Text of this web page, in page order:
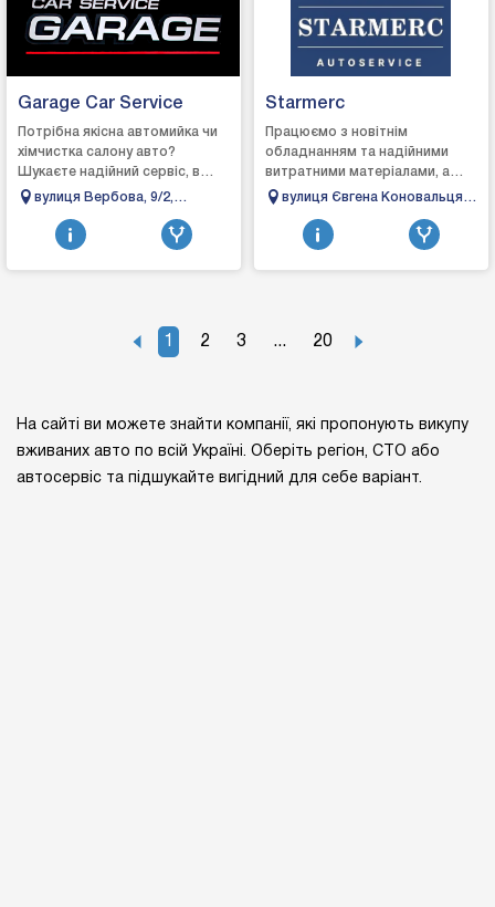
Garage Car Service
Потрібна якісна автомийка чи
хімчистка салону авто?
Шукаєте надійний сервіс, в
якому точно продіагностують
відремонтують? «Gara...
вулиця Вербова, 9/2,
Тисмениця, Івано-
Франківська область
Starmerc
Працюємо з новітнім
обладнанням та надійними
витратними матеріалами, а
також кращими запчастинами,
відмінного результату...
вулиця Євгена Коновальця,
148б, Івано-Франківськ,
Івано-Франківська область
1 2 3 ... 20
На сайті ви можете знайти компанії, які пропонують викупу
вживаних авто по всій Україні. Оберіть регіон, СТО або
автосервіс та підшукайте вигідний для себе варіант.